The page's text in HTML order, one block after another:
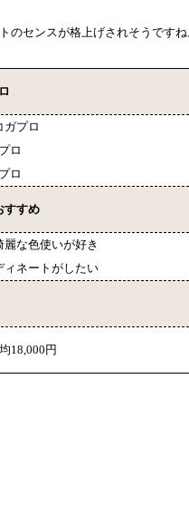
センスが格上げされそうですね
ガプロ
ロ
ロ
すすめ
な色使いが好き
ィネートがしたい
18,000円